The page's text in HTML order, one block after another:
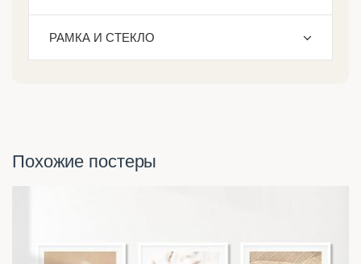
РАМКА И СТЕКЛО
Похожие постеры